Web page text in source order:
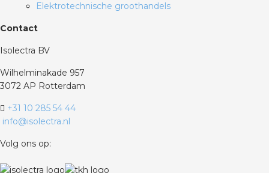
Elektrotechnische groothandels
Contact
Isolectra BV
Wilhelminakade 957
3072 AP Rotterdam
+31 10 285 54 44
info@isolectra.nl
Volg ons op: